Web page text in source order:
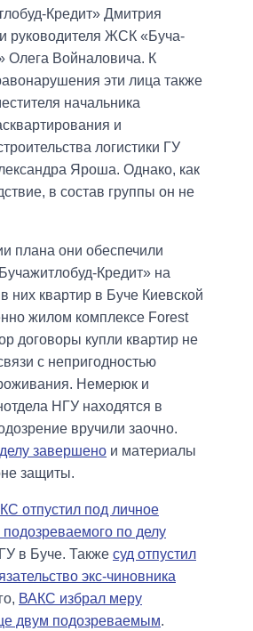
Кредит» Дмитрия
руководителя ЖСК «Буча-
Войналовича. К
эти лица также
начальника
и
логистики ГУ
Яроша. Однако, как
в состав группы он не
плана они обеспечили
Кредит» на
них квартир в Буче Киевской
жилом комплексе Forest
договоры купли квартир не
с непригодностью
Немерюк и
НГУ находятся в
вручили заочно.
завершено и материалы
защиты.
отпустил под личное
подозреваемого по делу
в Буче. Также суд отпустил
экс-чиновника
ВАКС избрал меру
двум подозреваемым.